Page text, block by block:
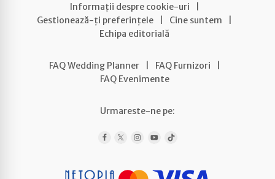
Informații despre cookie-uri
Gestionează-ți preferințele
Cine suntem
Echipa editorială
FAQ Wedding Planner FAQ Furnizori
FAQ Evenimente
Urmareste-ne pe: